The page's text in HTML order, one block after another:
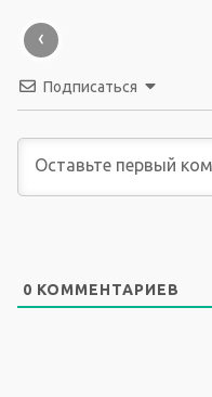
‹
Подписаться
0 КОММЕНТАРИЕВ